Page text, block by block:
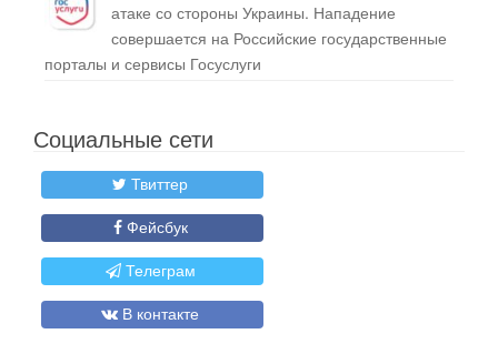
атаке со стороны Украины. Нападение
совершается на Российские государственные
порталы и сервисы Госуслуги
Социальные сети
Твиттер
Фейсбук
Телеграм
В контакте